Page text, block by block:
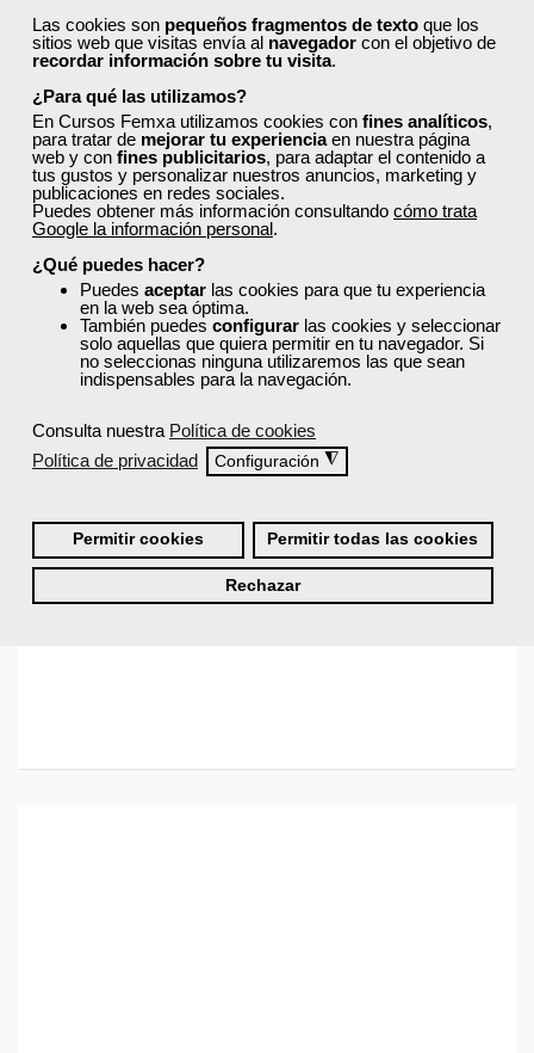
Las cookies son pequeños fragmentos de texto que los
sitios web que visitas envía al navegador con el objetivo de
recordar información sobre tu visita.
¿Para qué las utilizamos?
En Cursos Femxa utilizamos cookies con fines analíticos,
para tratar de mejorar tu experienciaen nuestra página
web y con fines publicitarios, para adaptar el contenido a
tus gustos y personalizar nuestros anuncios, marketing y
publicaciones en redes sociales.
Puedes obtener más información consultando cómo trata
Google la información personal.
¿Qué puedes hacer?
Puedes aceptar las cookies para que tu experiencia
en la web sea óptima.
También puedes configurar las cookies y seleccionar
solo aquellas que quiera permitir en tu navegador. Si
no seleccionas ninguna utilizaremos las que sean
indispensables para la navegación.
Consulta nuestra Política de cookies
Política de privacidad
Configuración ◮
Permitir cookies Permitir todas las cookies
Rechazar
búsqueda para encontrar los cursos que se ajusten a tu
perfil.
Recordarme
Iniciar sesión
¿No recuerdas tu nombre de usuario o contraseña?